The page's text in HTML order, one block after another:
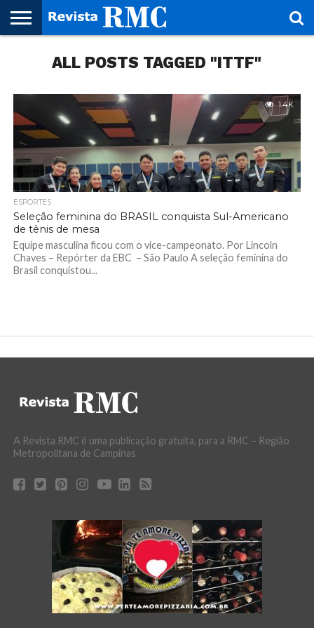
REVISTA
PROJETO
CULTURAL
RMC – 20
CIDADES
ARTE &
CULTURA
NOTÍCIAS
CORPORATIVAS
EDIÇÕES
ANTERIORES
PARCEIROS
CONOSCO
ALL POSTS TAGGED "ITTF"
1.4K
ESPORTES
Seleção feminina do BRASIL conquista Sul-Americano
de tênis de mesa
Equipe masculina ficou com o vice-campeonato. Por Lincoln
Chaves – Repórter da EBC – São Paulo A seleção feminina do
Brasil conquistou...
A Revista RMC é uma publicação gratuita, para a RMC – Região
Metropolitana de Campinas